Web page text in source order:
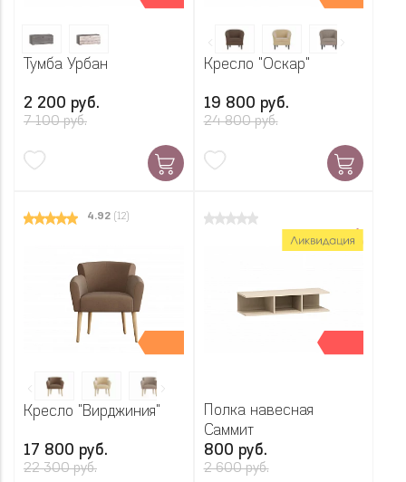
Тумба Урбан
2 200 руб.
7 100 руб.
Кресло "Оскар"
19 800 руб.
24 800 руб.
4.92 (12)
Кресло "Вирджиния"
17 800 руб.
22 300 руб.
Хит
Полка навесная
Саммит
800 руб.
2 600 руб.